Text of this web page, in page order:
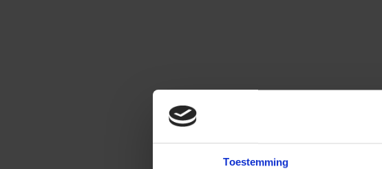
Toestemming